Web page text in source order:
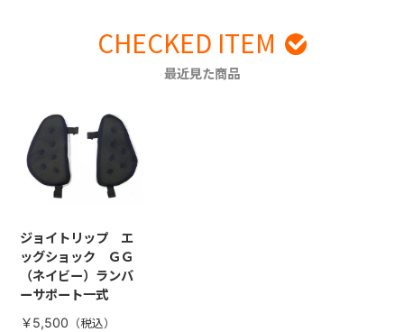
CHECKED ITEM
最近見た商品
ジョイトリップ エ
ッグショック ＧＧ
（ネイビー）ランバ
ーサポート一式
￥5,500